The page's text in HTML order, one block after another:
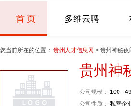
首 页 多维云聘
您当前所在的位置： 贵州人才信息网 > 贵州神秘夜
贵州神
公司规模：
100 -
公司性质： 私营企